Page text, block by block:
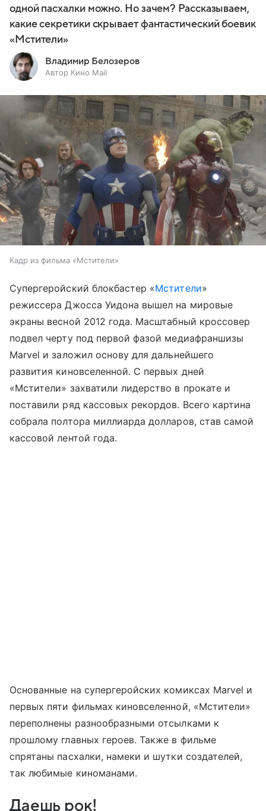
одной пасхалки можно. Но зачем? Рассказываем,
какие секретики скрывает фантастический боевик
«Мстители»
Владимир Белозеров
Автор Кино Mail
Кадр из фильма «Мстители»
Супергеройский блокбастер «Мстители»
режиссера Джосса Уидона вышел на мировые
экраны весной 2012 года. Масштабный кроссовер
подвел черту под первой фазой медиафраншизы
Marvel и заложил основу для дальнейшего
развития киновселенной. С первых дней
«Мстители» захватили лидерство в прокате и
поставили ряд кассовых рекордов. Всего картина
собрала полтора миллиарда долларов, став самой
кассовой лентой года.
Основанные на супергеройских комиксах Marvel и
первых пяти фильмах киновселенной, «Мстители»
переполнены разнообразными отсылками к
прошлому главных героев. Также в фильме
спрятаны пасхалки, намеки и шутки создателей,
так любимые киноманами.
Даешь рок!